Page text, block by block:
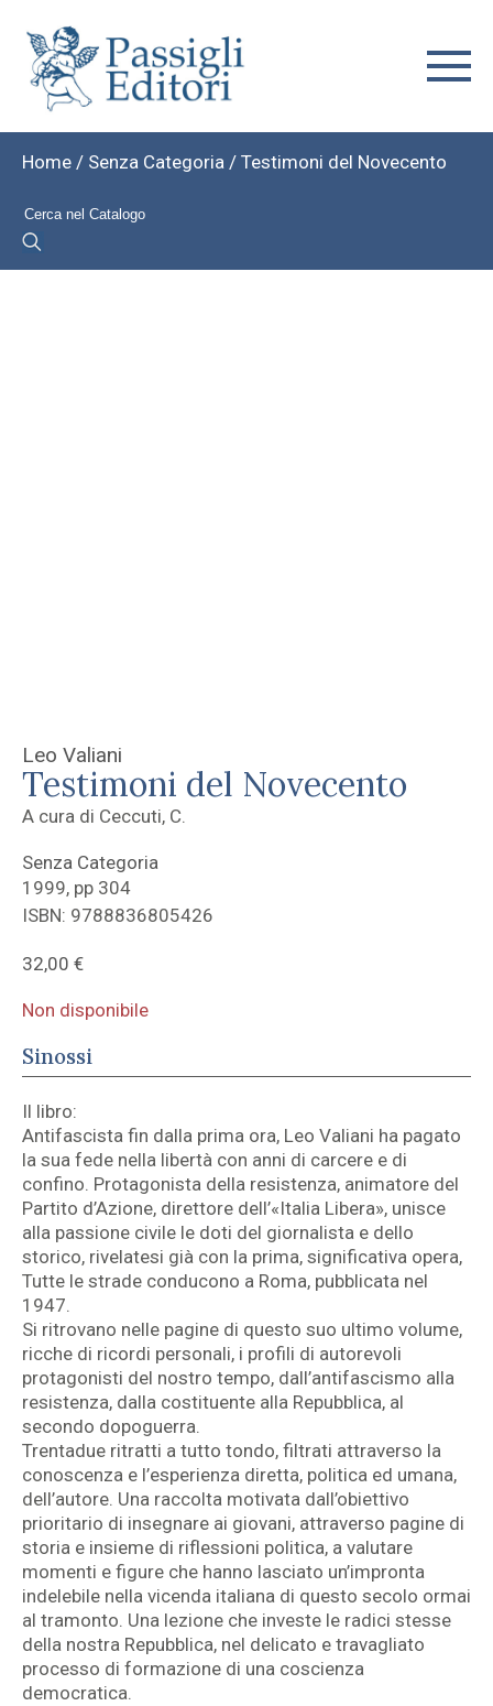
Home / Senza Categoria / Testimoni del Novecento
Leo Valiani
Testimoni del Novecento
A cura di Ceccuti, C.
Senza Categoria
1999, pp 304
ISBN: 9788836805426
32,00 €
Non disponibile
Sinossi
Il libro:
Antifascista fin dalla prima ora, Leo Valiani ha pagato
la sua fede nella libertà con anni di carcere e di
confino. Protagonista della resistenza, animatore del
Partito d’Azione, direttore dell’«Italia Libera», unisce
alla passione civile le doti del giornalista e dello
storico, rivelatesi già con la prima, significativa opera,
Tutte le strade conducono a Roma, pubblicata nel
1947.
Si ritrovano nelle pagine di questo suo ultimo volume,
ricche di ricordi personali, i profili di autorevoli
protagonisti del nostro tempo, dall’antifascismo alla
resistenza, dalla costituente alla Repubblica, al
secondo dopoguerra.
Trentadue ritratti a tutto tondo, filtrati attraverso la
conoscenza e l’esperienza diretta, politica ed umana,
dell’autore. Una raccolta motivata dall’obiettivo
prioritario di insegnare ai giovani, attraverso pagine di
storia e insieme di riflessioni politica, a valutare
momenti e figure che hanno lasciato un’impronta
indelebile nella vicenda italiana di questo secolo ormai
al tramonto. Una lezione che investe le radici stesse
della nostra Repubblica, nel delicato e travagliato
processo di formazione di una coscienza
democratica.